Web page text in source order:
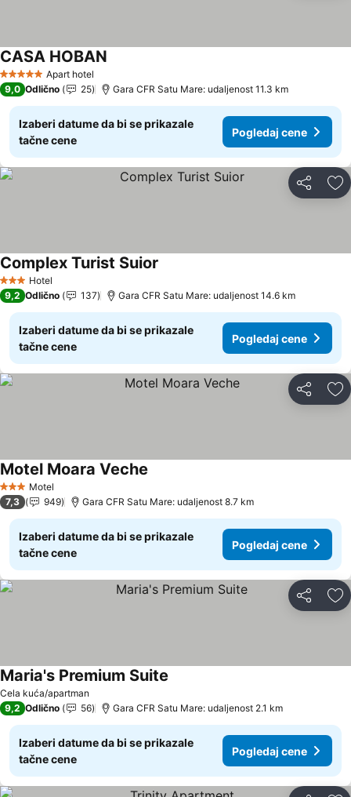
5 ZvezdiceApart hotel
CASA HOBAN
9,0 Odlično 25 Gara CFR Satu Mare: udaljenost 11.3 km
Izaberi datume da bi se prikazale
tačne cene
Pogledaj cene
Deli
3 Zvezdice
Hotel
Complex Turist Suior
9,2 Odlično 137 Gara CFR Satu Mare: udaljenost 14.6 km
Izaberi datume da bi se prikazale
tačne cene
Pogledaj cene
Deli
3 Zvezdice
Motel
Motel Moara Veche
7,3 949 Gara CFR Satu Mare: udaljenost 8.7 km
Izaberi datume da bi se prikazale
tačne cene
Pogledaj cene
Deli
Cela kuća/apartman
Maria's Premium Suite
9,2 Odlično 56 Gara CFR Satu Mare: udaljenost 2.1 km
Izaberi datume da bi se prikazale
tačne cene
Pogledaj cene